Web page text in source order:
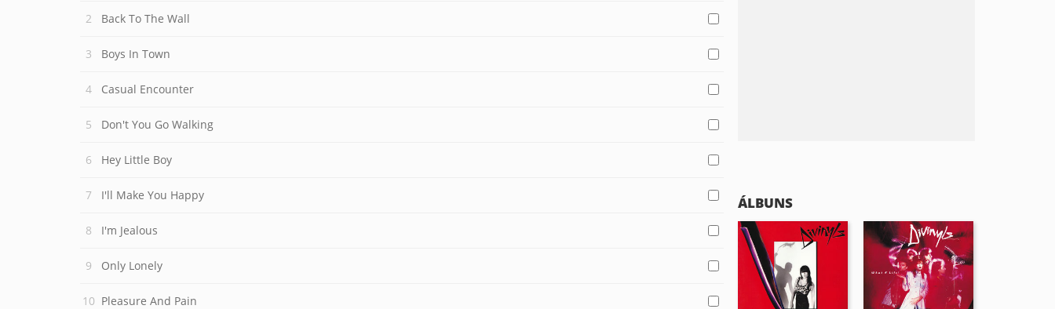
Back To The Wall
Boys In Town
Casual Encounter
Don't You Go Walking
Hey Little Boy
I'll Make You Happy
I'm Jealous
Only Lonely
Pleasure And Pain
ÁLBUNS